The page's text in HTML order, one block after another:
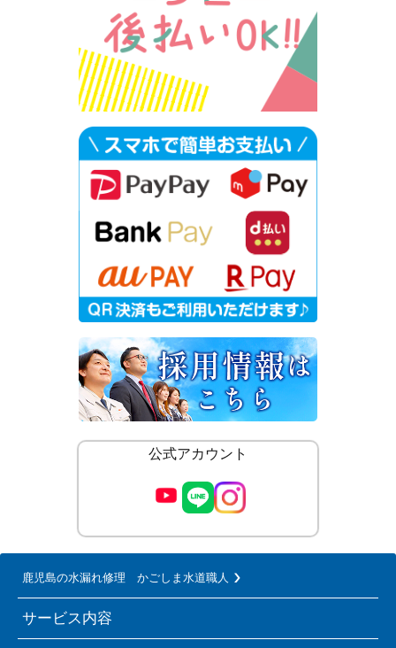
公式アカウント
鹿児島の水漏れ修理 かごしま水道職人
サービス内容